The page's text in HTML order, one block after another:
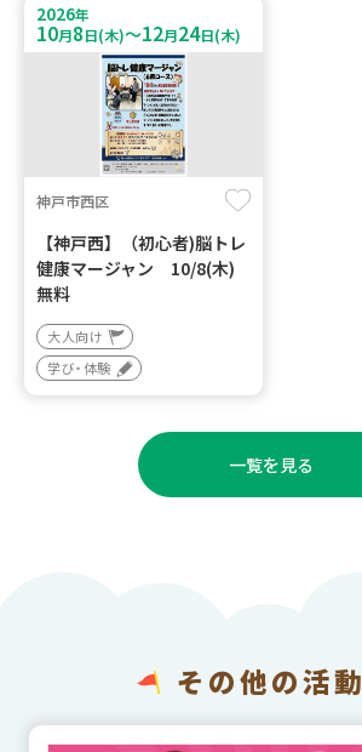
2026年
10月8日(木)～12月24日(木)
神戸市西区
【神戸西】（初心者)脳トレ
健康マージャン 10/8(木)
無料
大人向け
学び・体験
一覧を見る
その他の活動